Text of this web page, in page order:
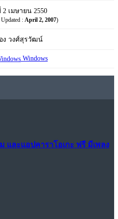
2 เมษายน 2550
: April 2, 2007)
ง วงศ์สุรวัฒน์
Windows
และแอปคาราโอเกะ ฟรี มีเพลง